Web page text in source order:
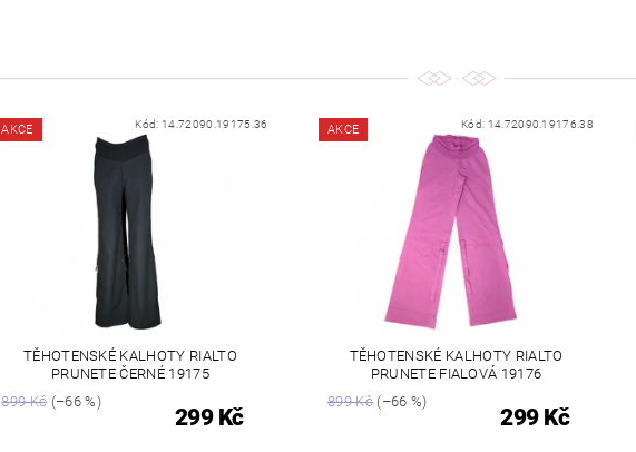
AKCE Kód: 14.72090.19175.36
TĚHOTENSKÉ KALHOTY RIALTO
PRUNETE ČERNÉ 19175
899 Kč(–66 %)
299 Kč
AKCE Kód: 14.72090.19176.38
TĚHOTENSKÉ KALHOTY RIALTO
PRUNETE FIALOVÁ 19176
899 Kč(–66 %)
299 Kč